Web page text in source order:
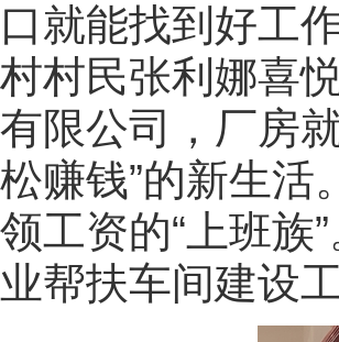
口就能找到好工
村村民张利娜喜
有限公司，厂房
松赚钱”的新生活
领工资的“上班族
业帮扶车间建设